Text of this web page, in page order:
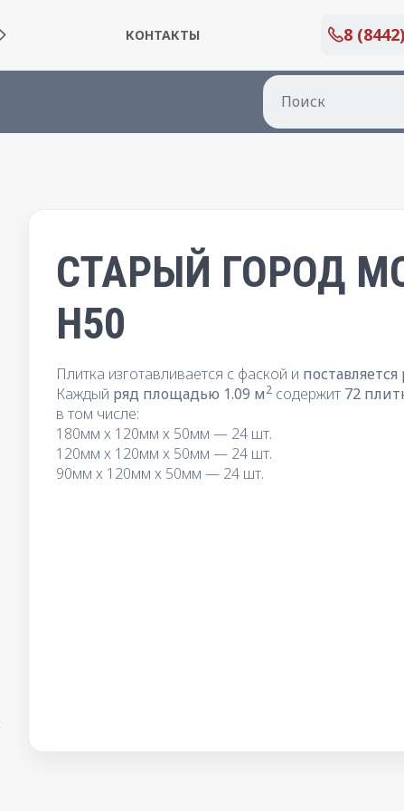
КОНТАКТЫ 8
СТАРЫЙ ГОРОД
H50
Плитка изготавливается с фаской и
Каждый ряд площадью 1.09 м2 содержит 72
в том числе:
180мм х 120мм х 50мм — 24 шт.
120мм х 120мм х 50мм — 24 шт.
90мм х 120мм х 50мм — 24 шт.